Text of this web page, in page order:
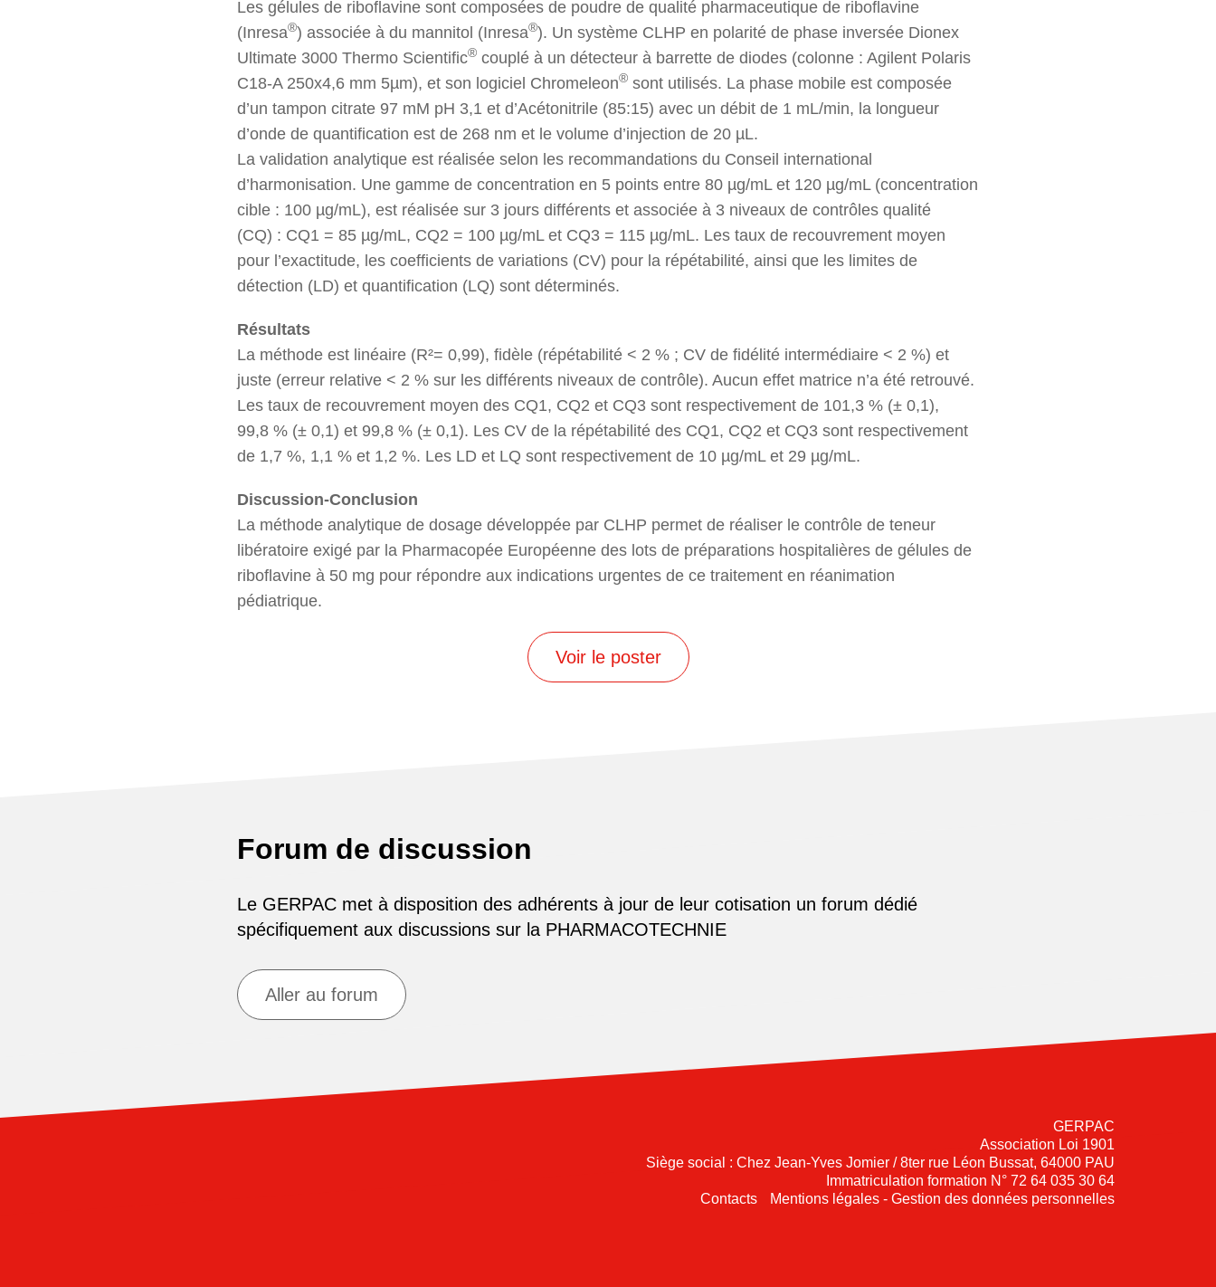
Les gélules de riboflavine sont composées de poudre de qualité pharmaceutique de riboflavine
(Inresa®) associée à du mannitol (Inresa®). Un système CLHP en polarité de phase inversée Dionex
Ultimate 3000 Thermo Scientific® couplé à un détecteur à barrette de diodes (colonne : Agilent Polaris
C18-A 250x4,6 mm 5µm), et son logiciel Chromeleon® sont utilisés. La phase mobile est composée
d’un tampon citrate 97 mM pH 3,1 et d’Acétonitrile (85:15) avec un débit de 1 mL/min, la longueur
d’onde de quantification est de 268 nm et le volume d’injection de 20 µL.
La validation analytique est réalisée selon les recommandations du Conseil international
d’harmonisation. Une gamme de concentration en 5 points entre 80 µg/mL et 120 µg/mL (concentration
cible : 100 µg/mL), est réalisée sur 3 jours différents et associée à 3 niveaux de contrôles qualité
(CQ) : CQ1 = 85 µg/mL, CQ2 = 100 µg/mL et CQ3 = 115 µg/mL. Les taux de recouvrement moyen
pour l’exactitude, les coefficients de variations (CV) pour la répétabilité, ainsi que les limites de
détection (LD) et quantification (LQ) sont déterminés.
Résultats
La méthode est linéaire (R²= 0,99), fidèle (répétabilité < 2 % ; CV de fidélité intermédiaire < 2 %) et
juste (erreur relative < 2 % sur les différents niveaux de contrôle). Aucun effet matrice n’a été retrouvé.
Les taux de recouvrement moyen des CQ1, CQ2 et CQ3 sont respectivement de 101,3 % (± 0,1),
99,8 % (± 0,1) et 99,8 % (± 0,1). Les CV de la répétabilité des CQ1, CQ2 et CQ3 sont respectivement
de 1,7 %, 1,1 % et 1,2 %. Les LD et LQ sont respectivement de 10 µg/mL et 29 µg/mL.
Discussion-Conclusion
La méthode analytique de dosage développée par CLHP permet de réaliser le contrôle de teneur
libératoire exigé par la Pharmacopée Européenne des lots de préparations hospitalières de gélules de
riboflavine à 50 mg pour répondre aux indications urgentes de ce traitement en réanimation
pédiatrique.
Voir le poster
Forum de discussion
Le GERPAC met à disposition des adhérents à jour de leur cotisation un forum dédié
spécifiquement aux discussions sur la PHARMACOTECHNIE
Aller au forum
GERPAC
Association Loi 1901
Siège social : Chez Jean-Yves Jomier / 8ter rue Léon Bussat, 64000 PAU
Immatriculation formation N° 72 64 035 30 64
Contacts
Mentions légales - Gestion des données personnelles